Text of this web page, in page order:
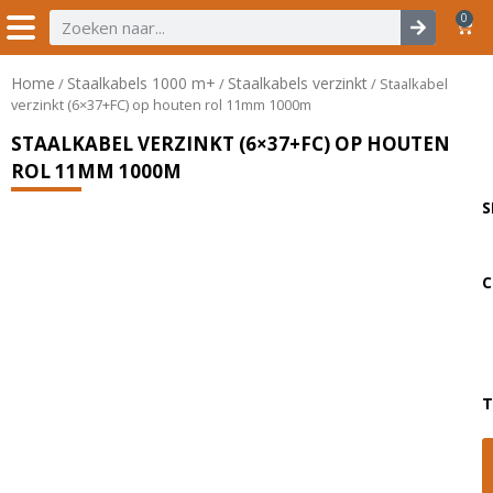
0
Home / Staalkabels 1000 m+ / Staalkabels verzinkt/ Staalkabel
verzinkt (6×37+FC) op houten rol 11mm 1000m
STAALKABEL VERZINKT (6×37+FC) OP HOUTEN
ROL 11MM 1000M